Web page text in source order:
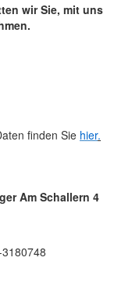
wir Sie, mit uns
finden Sie hier.
Am Schallern 4